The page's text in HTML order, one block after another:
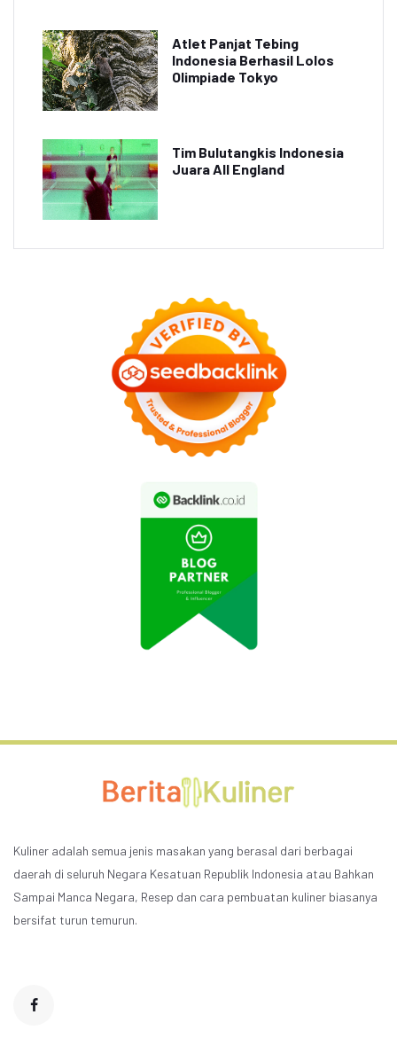
Atlet Panjat Tebing
Indonesia Berhasil Lolos
Olimpiade Tokyo
Tim Bulutangkis Indonesia
Juara All England
Kuliner adalah semua jenis masakan yang berasal dari berbagai
daerah di seluruh Negara Kesatuan Republik Indonesia atau Bahkan
Sampai Manca Negara, Resep dan cara pembuatan kuliner biasanya
bersifat turun temurun.